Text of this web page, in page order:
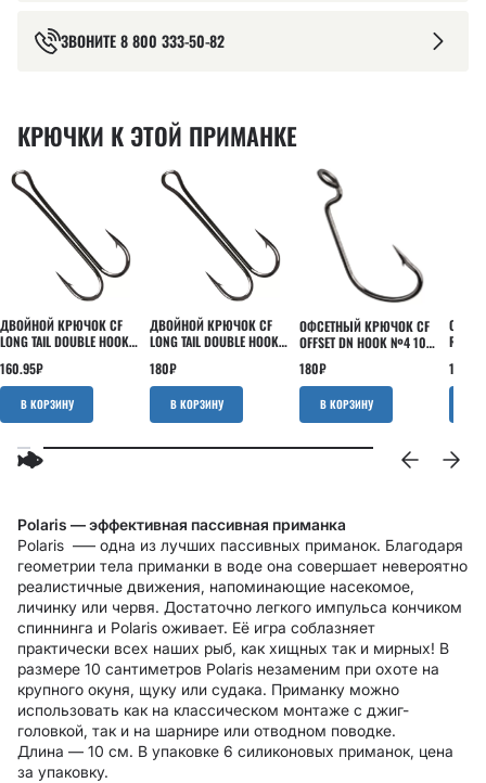
ЗВОНИТЕ8 800 333-50-82
КРЮЧКИ К ЭТОЙ ПРИМАНКЕ
ДВОЙНОЙ КРЮЧОК CF
LONG TAIL DOUBLE HOOK
160.95₽
В КОРЗИНУ
ДВОЙНОЙ КРЮЧОК CF
LONG TAIL DOUBLE HOOK
180₽
В КОРЗИНУ
ОФСЕТНЫЙ КРЮЧОК CF
OFFSET DN HOOK №4 10
180₽
В КОРЗИНУ
151.43
Polaris — эффективная пассивная приманка
Polaris –— одна из лучших пассивных приманок. Благодаря
геометрии тела приманки в воде она совершает невероятно
реалистичные движения, напоминающие насекомое,
личинку или червя. Достаточно легкого импульса кончиком
спиннинга и Polaris оживает. Её игра соблазняет
практически всех наших рыб, как хищных так и мирных! В
размере 10 сантиметров Polaris незаменим при охоте на
крупного окуня, щуку или судака. Приманку можно
использовать как на классическом монтаже с джиг-
головкой, так и на шарнире или отводном поводке.
Длина — 10 см. В упаковке 6 силиконовых приманок, цена
за упаковку.